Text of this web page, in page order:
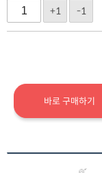
+1
-1
바로 구매하기